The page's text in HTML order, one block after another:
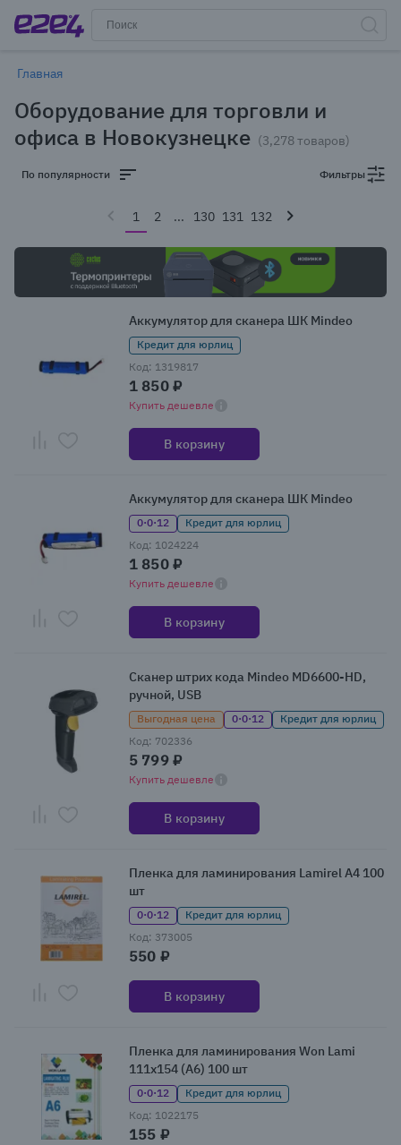
Главная
Оборудование для торговли и
офиса в Новокузнецке (3,278 товаров)
По популярности Фильтры
1 2 ... 130 131 132
Аккумулятор для сканера ШК Mindeo
Кредит для юрлиц
Код: 1319817
1 850 ₽
Купить дешевле
В корзину
Аккумулятор для сканера ШК Mindeo
0·0·12
Кредит для юрлиц
Код: 1024224
1 850 ₽
Купить дешевле
В корзину
Сканер штрих кода Mindeo MD6600-HD,
ручной, USB
Выгодная цена 0·0·12
Кредит для юрлиц
Код: 702336
5 799 ₽
Купить дешевле
В корзину
Пленка для ламинирования Lamirel A4 100
шт
0·0·12
Кредит для юрлиц
Код: 373005
550 ₽
В корзину
Пленка для ламинирования Won Lami
111x154 (A6) 100 шт
0·0·12
Кредит для юрлиц
Код: 1022175
155 ₽